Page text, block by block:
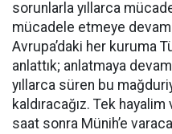
sorunlarla yıllarca
mücadele etmeye
Avrupa’daki her kuruma
anlattık; anlatmaya
yıllarca süren bu
kaldıracağız. Tek
saat sonra Münih’e